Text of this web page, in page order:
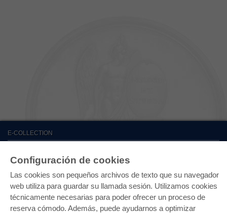
Configuración de cookies
Las cookies son pequeños archivos de texto que su navegador
web utiliza para guardar su llamada sesión. Utilizamos cookies
técnicamente necesarias para poder ofrecer un proceso de
reserva cómodo. Además, puede ayudarnos a optimizar
E-COLLECTION
Pick & Choose
Preguntas mas frequentes(FAQ)
TIENDA ONLINE